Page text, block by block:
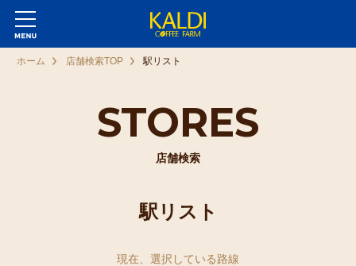
STORES
店舗検索
ホーム 店舗検索TOP 駅リスト
駅リスト
現在、選択している路線